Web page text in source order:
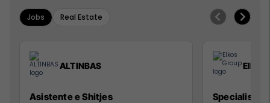
Jobs Real Estate
ALTINBAS
Asistente e Shitjes
Elkos
Specialist